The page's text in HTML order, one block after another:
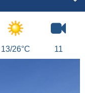
13/26°C 11